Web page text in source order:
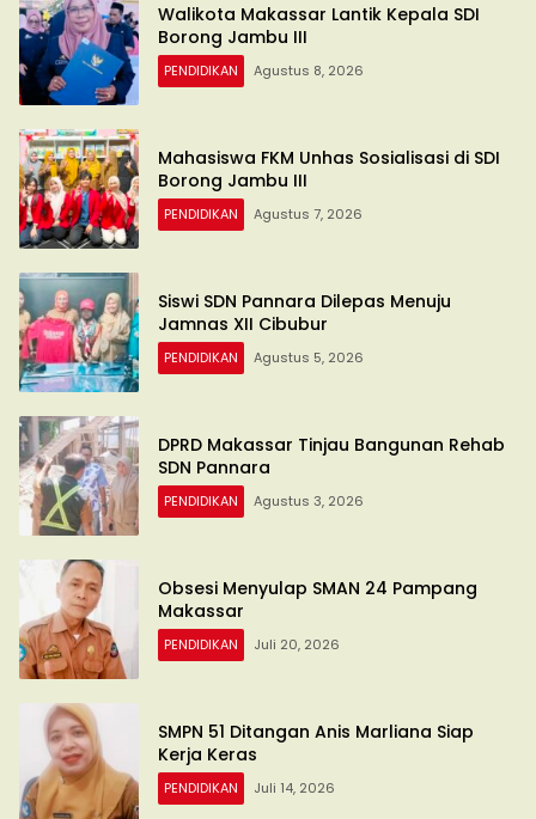
Walikota Makassar Lantik Kepala SDI
Borong Jambu III
PENDIDIKAN Agustus 8, 2026
Mahasiswa FKM Unhas Sosialisasi di SDI
Borong Jambu III
PENDIDIKAN Agustus 7, 2026
Siswi SDN Pannara Dilepas Menuju
Jamnas XII Cibubur
PENDIDIKAN Agustus 5, 2026
DPRD Makassar Tinjau Bangunan Rehab
SDN Pannara
PENDIDIKAN Agustus 3, 2026
Obsesi Menyulap SMAN 24 Pampang
Makassar
PENDIDIKAN Juli 20, 2026
SMPN 51 Ditangan Anis Marliana Siap
Kerja Keras
PENDIDIKAN Juli 14, 2026